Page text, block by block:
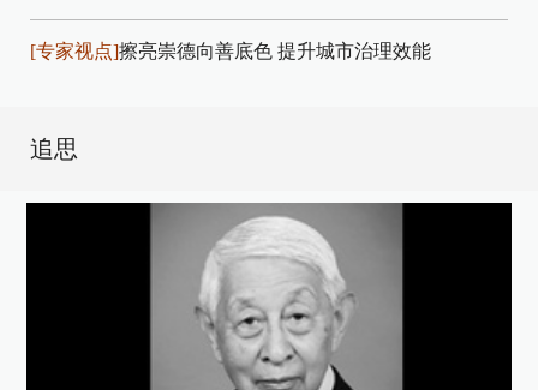
[专家视点]擦亮崇德向善底色 提升城市治理效能
追思